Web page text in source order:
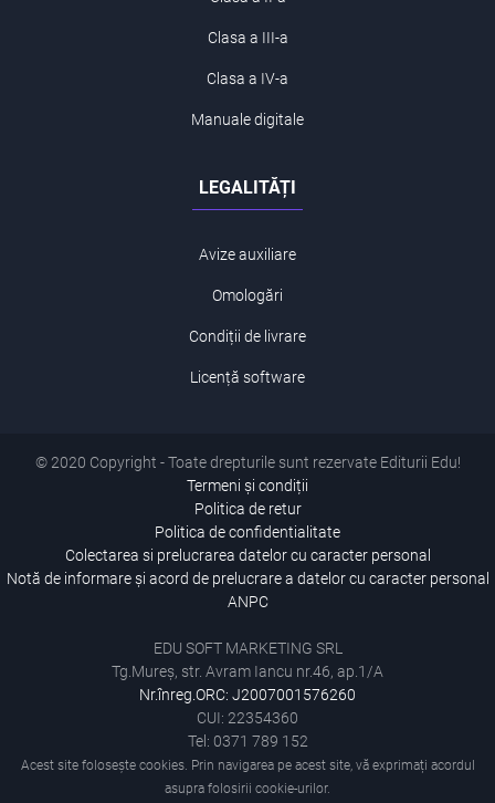
Clasa a III-a
Clasa a IV-a
Manuale digitale
LEGALITĂȚI
Avize auxiliare
Omologări
Condiții de livrare
Licență software
© 2020 Copyright - Toate drepturile sunt rezervate Editurii Edu!
Termeni și condiții
Politica de retur
Politica de confidentialitate
Colectarea si prelucrarea datelor cu caracter personal
Notă de informare și acord de prelucrare a datelor cu caracter personal
ANPC
EDU SOFT MARKETING SRL
Tg.Mureș, str. Avram Iancu nr.46, ap.1/A
Nr.înreg.ORC: J2007001576260
CUI: 22354360
Tel: 0371 789 152
Acest site folosește cookies. Prin navigarea pe acest site, vă exprimați acordul
asupra folosirii cookie-urilor.